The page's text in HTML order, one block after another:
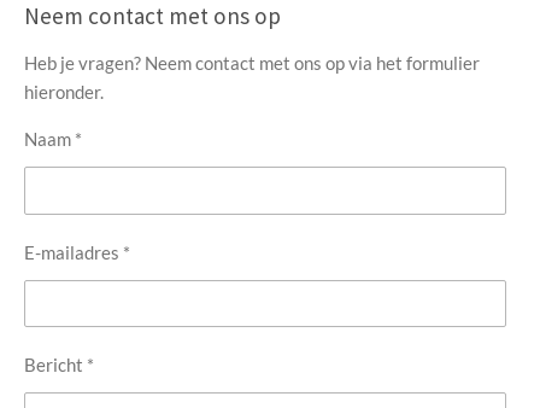
Neem contact met ons op
Heb je vragen? Neem contact met ons op via het formulier
hieronder.
Naam *
E-mailadres *
Bericht *